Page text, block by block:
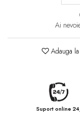
Ai
Adauga
Suport online